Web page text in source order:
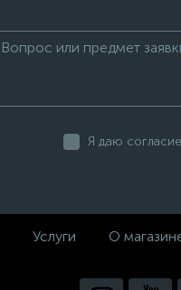
Я даю
Услуги О